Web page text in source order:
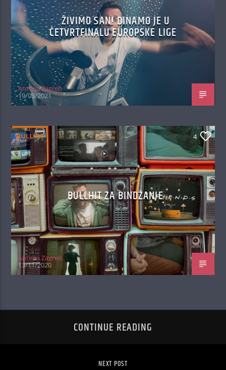
ŽIVIMO SAN! DINAMO JE U
ČETVRTFINALU EUROPSKE LIGE
Antena Zagreb
19/03/2021
BULLHIT 4
BULLHIT ZA BINDŽANJE
Antena Zagreb
13/11/2020
CONTINUE READING
NEXT POST